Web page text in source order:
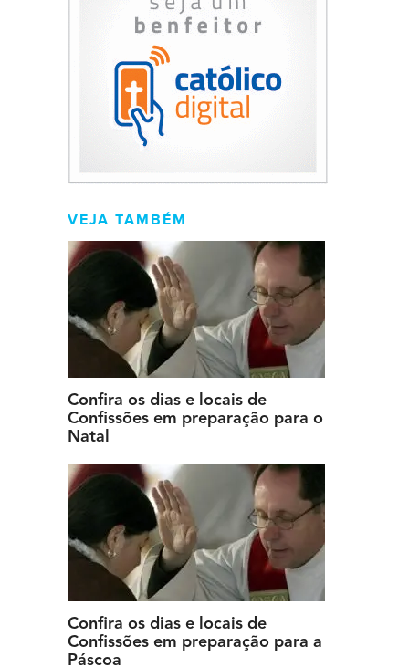
VEJA TAMBÉM
Confira os dias e locais de
Confissões em preparação para o
Natal
Confira os dias e locais de
Confissões em preparação para a
Páscoa